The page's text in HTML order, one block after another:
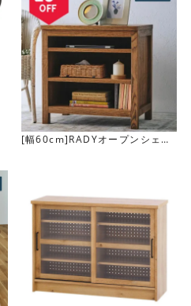
質な素材感
経るとだんだんと色味が変化
チンボード”として愛着を持
[幅60cm]RADYオープンシェル